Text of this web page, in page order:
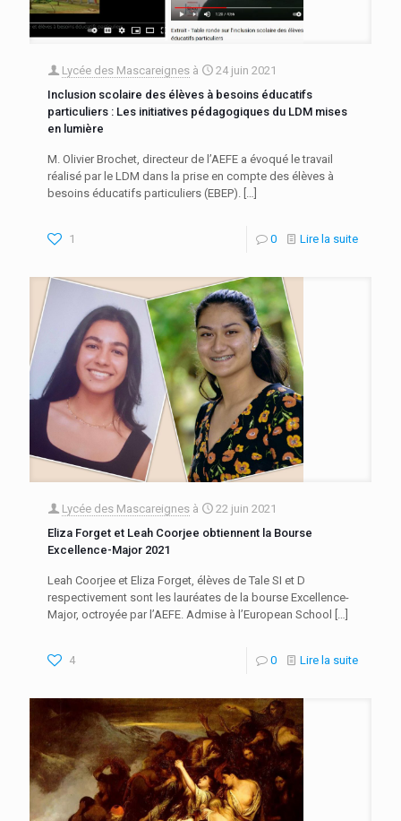
Lycée des Mascareignes à
24 juin 2021
Inclusion scolaire des élèves à besoins éducatifs
particuliers : Les initiatives pédagogiques du LDM mises
en lumière
M. Olivier Brochet, directeur de l’AEFE a évoqué le travail
réalisé par le LDM dans la prise en compte des élèves à
besoins éducatifs particuliers (EBEP). […]
1 0 Lire la suite
Lycée des Mascareignes à
22 juin 2021
Eliza Forget et Leah Coorjee obtiennent la Bourse
Excellence-Major 2021
Leah Coorjee et Eliza Forget, élèves de Tale SI et D
respectivement sont les lauréates de la bourse Excellence-
Major, octroyée par l’AEFE. Admise à l’European School
4 0 Lire la suite